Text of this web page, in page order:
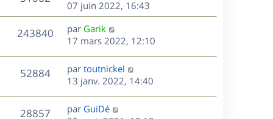
a
g
e
e
s
s
a
g
e
e
s
i
e
r
m
e
s
s
e
u
e
e
r
n
i
e
r
m
s
07 juin 2022, 16:43
243840V
u
s
D
e
n
i
r
m
par Garik
17 mars 2022, 12:10
52884V
u
e
D
e
i
par toutnickel
13 janv. 2022, 14:40
28857V
D
par GuiDé